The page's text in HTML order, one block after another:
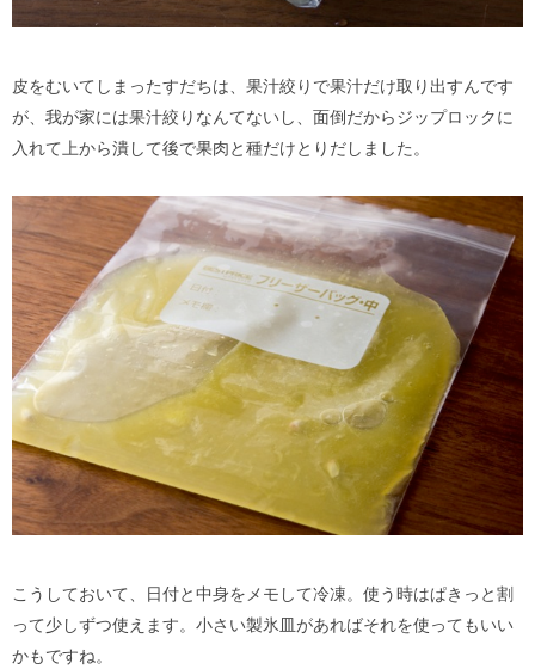
皮をむいてしまったすだちは、果汁絞りで果汁だけ取り出すんです
が、我が家には果汁絞りなんてないし、面倒だからジップロックに
入れて上から潰して後で果肉と種だけとりだしました。
こうしておいて、日付と中身をメモして冷凍。使う時はぱきっと割
って少しずつ使えます。小さい製氷皿があればそれを使ってもいい
かもですね。